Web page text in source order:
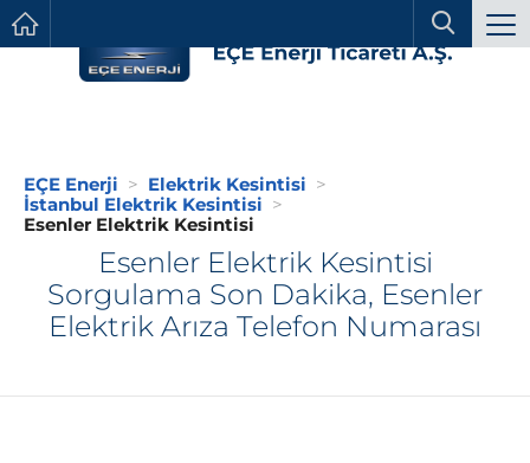
EÇE Enerji
Elektrik Kesintisi
İstanbul Elektrik Kesintisi
Esenler Elektrik Kesintisi
Esenler Elektrik Kesintisi
Sorgulama Son Dakika, Esenler
Elektrik Arıza Telefon Numarası